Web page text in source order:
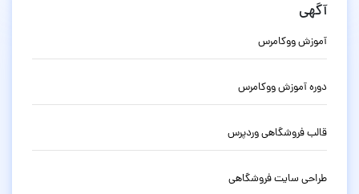
آگهی
آموزش ووکامرس
دوره آموزش ووکامرس
قالب فروشگاهی وردپرس
طراحی سایت فروشگاهی